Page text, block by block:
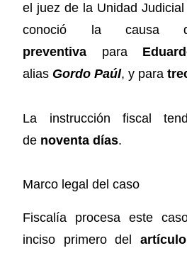
el juez de la Unidad
conoció la causa
preventiva para
alias Gordo Paúl, y para
La instrucción fiscal
de noventa días.
Marco legal del caso
Fiscalía procesa este
inciso primero del